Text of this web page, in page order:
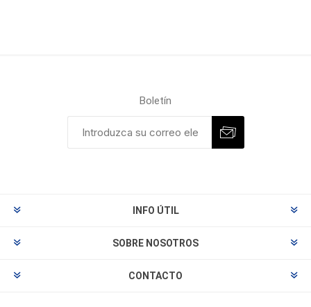
Boletín
INFO ÚTIL
SOBRE NOSOTROS
CONTACTO